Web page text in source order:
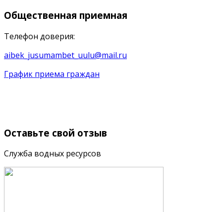
Общественная приемная
Телефон доверия:
aibek_jusumambet_uulu@mail.ru
График приема граждан
Оставьте свой отзыв
Служба водных ресурсов